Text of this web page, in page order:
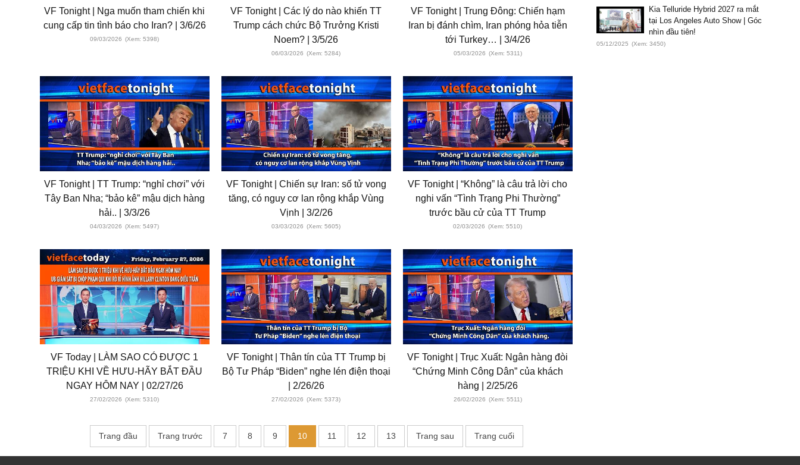
VF Tonight | Nga muốn tham chiến khi
cung cấp tin tình báo cho Iran? | 3/6/26
09/03/2026 (Xem: 5398)
VF Tonight | Các lý do nào khiến TT
Trump cách chức Bộ Trưởng Kristi
Noem? | 3/5/26
06/03/2026 (Xem: 5284)
VF Tonight | Trung Đông: Chiến hạm
Iran bị đánh chìm, Iran phóng hỏa tiễn
tới Turkey… | 3/4/26
05/03/2026 (Xem: 5311)
VF Tonight | TT Trump: “nghỉ chơi” với
Tây Ban Nha; “bảo kê” mậu dịch hàng
hải.. | 3/3/26
04/03/2026 (Xem: 5497)
VF Tonight | Chiến sự Iran: số tử vong
tăng, có nguy cơ lan rộng khắp Vùng
Vịnh | 3/2/26
03/03/2026 (Xem: 5605)
VF Tonight | “Không” là câu trả lời cho
nghi vấn “Tình Trạng Phi Thường”
trước bầu cử của TT Trump
02/03/2026 (Xem: 5510)
VF Today | LÀM SAO CÓ ĐƯỢC 1
TRIỆU KHI VỀ HƯU-HÃY BẮT ĐẦU
NGAY HÔM NAY | 02/27/26
27/02/2026 (Xem: 5310)
VF Tonight | Thân tín của TT Trump bị
Bộ Tư Pháp “Biden” nghe lén điện thoại
| 2/26/26
27/02/2026 (Xem: 5373)
VF Tonight | Trục Xuất: Ngân hàng đòi
“Chứng Minh Công Dân” của khách
hàng | 2/25/26
26/02/2026 (Xem: 5511)
Trang đầu Trang trước 7 8 9 10 11 12 13 Trang sau Trang cuối
Kia Telluride Hybrid 2027 ra mắt
tại Los Angeles Auto Show | Góc
nhìn đầu tiên!
05/12/2025 (Xem: 3450)